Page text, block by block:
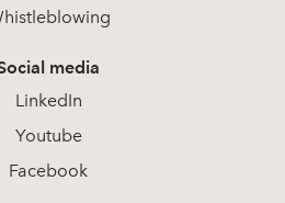
media
LinkedIn
Youtube
Facebook